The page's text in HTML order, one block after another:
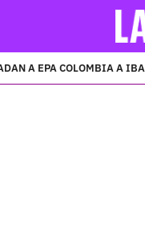
A EPA COLOMBIA A